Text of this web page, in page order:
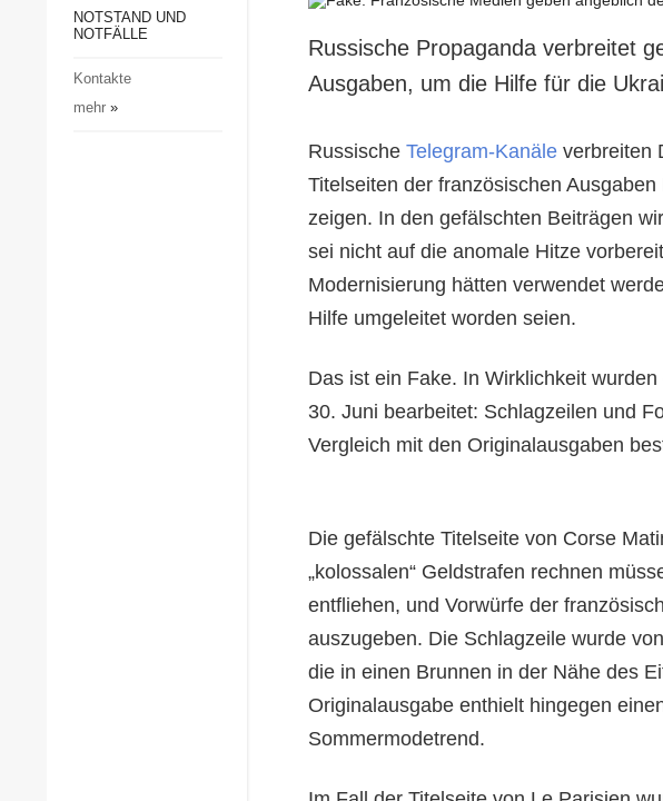
Gesellschaft und Kultur
NOTSTAND UND
NOTFÄLLE
Kontakte
mehr»
Russische Propaganda verbreitet
Ausgaben, um die Hilfe für die
Russische Telegram-Kanäle verbreiten
Titelseiten der französischen
zeigen. In den gefälschten Beiträgen
sei nicht auf die anomale Hitze
Modernisierung hätten verwendet
Hilfe umgeleitet worden seien.
Das ist ein Fake. In Wirklichkeit
30. Juni bearbeitet: Schlagzeilen und
Vergleich mit den Originalausgaben
Die gefälschte Titelseite von Corse
„kolossalen“ Geldstrafen rechnen
entfliehen, und Vorwürfe der
auszugeben. Die Schlagzeile wurde
die in einen Brunnen in der Nähe des
Originalausgabe enthielt hingegen
Sommermodetrend.